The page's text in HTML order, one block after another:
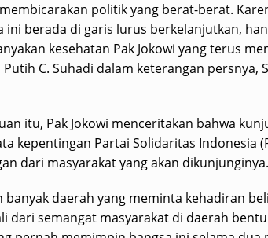
politik yang berat-berat.
ini berada di garis lurus berkelanjutkan,
kesehatan Pak Jokowi yang terus
C. Suhadi dalam keterangan persnya,
itu, Pak Jokowi menceritakan bahwa
kepentingan Partai Solidaritas Indonesia
dari masyarakat yang akan dikunjunginya.
banyak daerah yang meminta kehadiran
dari semangat masyarakat di daerah